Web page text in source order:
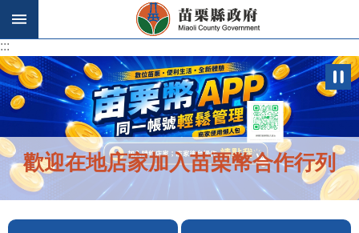
跳到主要內容區塊
:::
:::
歡迎在地店家加入苗栗幣合作行列